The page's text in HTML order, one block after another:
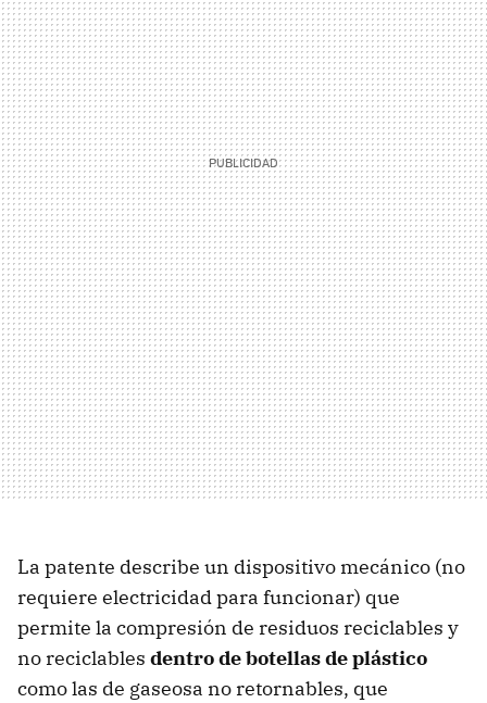
La patente describe un dispositivo mecánico (no
requiere electricidad para funcionar) que
permite la compresión de residuos reciclables y
no reciclables dentro de botellas de plástico
como las de gaseosa no retornables, que